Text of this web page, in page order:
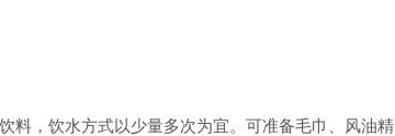
，饮水方式以少量多次为宜。可准备毛巾、风油